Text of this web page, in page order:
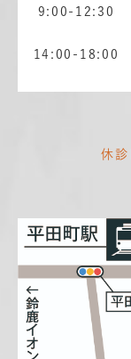
9:00-12:30
14:00-18:00
休診